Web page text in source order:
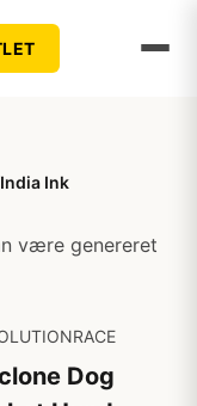
Ink
være genereret
Dog